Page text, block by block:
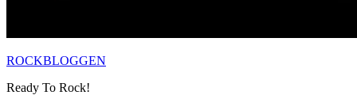
ROCKBLOGGEN
Ready To Rock!